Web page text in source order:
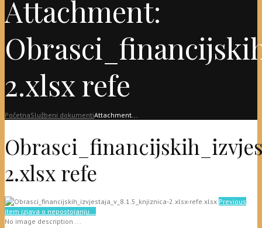
Attachment:
2.xlsx refe
PočetnaSlužbeni dokumentiAttachment...
2.xlsx refe
Previous
item izjava o nepostojanju...
No image description ...